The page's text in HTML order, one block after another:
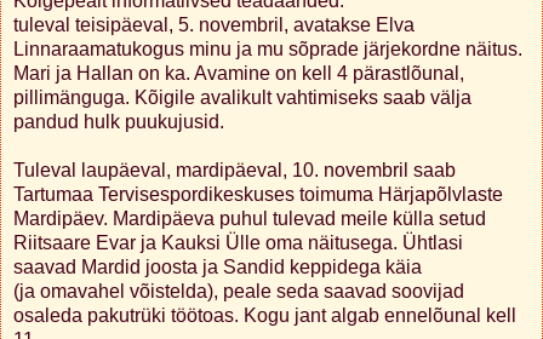
tuleval teisipäeval, 5. novembril, avatakse Elva
Linnaraamatukogus minu ja mu sõprade järjekordne näitus.
Mari ja Hallan on ka. Avamine on kell 4 pärastlõunal,
pillimänguga. Kõigile avalikult vahtimiseks saab välja
pandud hulk puukujusid.
Tuleval laupäeval, mardipäeval, 10. novembril saab
Tartumaa Tervisespordikeskuses toimuma Härjapõlvlaste
Mardipäev. Mardipäeva puhul tulevad meile külla setud
Riitsaare Evar ja Kauksi Ülle oma näitusega. Ühtlasi
saavad Mardid joosta ja Sandid keppidega käia
(ja omavahel võistelda), peale seda saavad soovijad
osaleda pakutrüki töötoas. Kogu jant algab ennelõunal kell